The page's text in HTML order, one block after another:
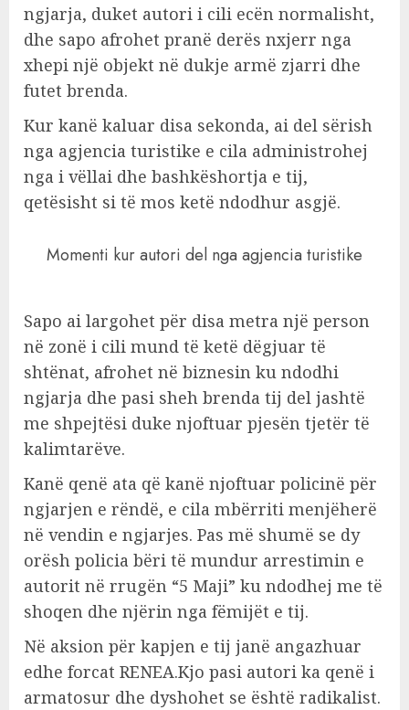
ngjarja, duket autori i cili ecën normalisht,
dhe sapo afrohet pranë derës nxjerr nga
xhepi një objekt në dukje armë zjarri dhe
futet brenda.
Kur kanë kaluar disa sekonda, ai del sërish
nga agjencia turistike e cila administrohej
nga i vëllai dhe bashkëshortja e tij,
qetësisht si të mos ketë ndodhur asgjë.
Momenti kur autori del nga agjencia turistike
Sapo ai largohet për disa metra një person
në zonë i cili mund të ketë dëgjuar të
shtënat, afrohet në biznesin ku ndodhi
ngjarja dhe pasi sheh brenda tij del jashtë
me shpejtësi duke njoftuar pjesën tjetër të
kalimtarëve.
Kanë qenë ata që kanë njoftuar policinë për
ngjarjen e rëndë, e cila mbërriti menjëherë
në vendin e ngjarjes. Pas më shumë se dy
orësh policia bëri të mundur arrestimin e
autorit në rrugën “5 Maji” ku ndodhej me të
shoqen dhe njërin nga fëmijët e tij.
Në aksion për kapjen e tij janë angazhuar
edhe forcat RENEA.Kjo pasi autori ka qenë i
armatosur dhe dyshohet se është radikalist.